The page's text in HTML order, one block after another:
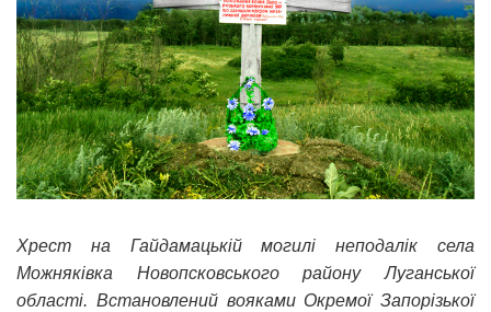
Хрест на Гайдамацькій могилі неподалік села
Можняківка Новопсковського району Луганської
області. Встановлений вояками Окремої Запорізької